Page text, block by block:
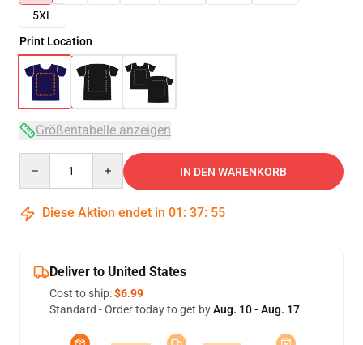
5XL
Print Location
Größentabelle anzeigen
IN DEN WARENKORB
Diese Aktion endet in 01 : 37: 54
Deliver to United States
Cost to ship:$6.99
Standard - Order today to get byAug. 10 - Aug. 17